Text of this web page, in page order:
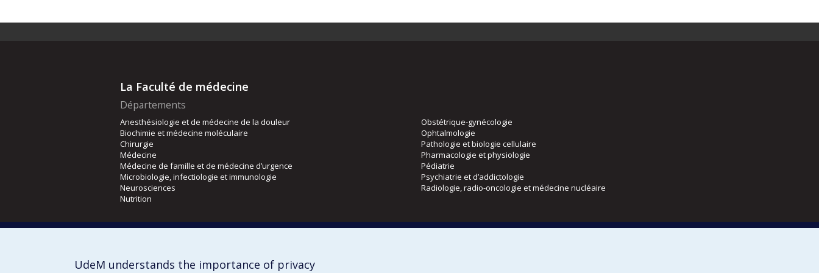
La Faculté de médecine
Départements
Anesthésiologie et de médecine de la douleur
Biochimie et médecine moléculaire
Chirurgie
Médecine
Médecine de famille et de médecine d’urgence
Microbiologie, infectiologie et immunologie
Neurosciences
Nutrition
Obstétrique-gynécologie
Ophtalmologie
Pathologie et biologie cellulaire
Pharmacologie et physiologie
Pédiatrie
Psychiatrie et d’addictologie
Radiologie, radio-oncologie et médecine nucléaire
Écoles
Réadaptation
Directions
UdeM understands the importance of privacy